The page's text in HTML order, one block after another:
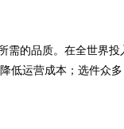
的品质。在全世界
运营成本；选件众多